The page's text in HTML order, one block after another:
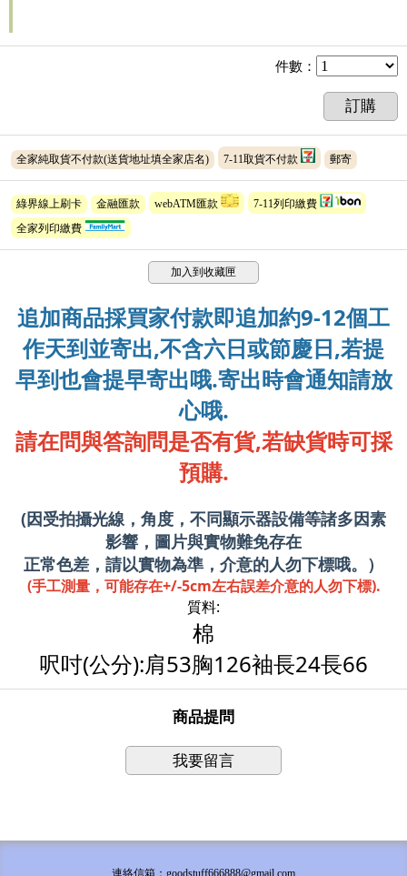
件數 ：
訂購
全家純取貨不付款(送貨地址填全家店名) 7-11取貨不付款 郵寄
綠界線上刷卡 金融匯款 webATM匯款
7-11列印繳費
全家列印繳費
加入到收藏匣
追加商品採買家付款即追加約9-12個工
作天到並寄出,不含六日或節慶日,若提
早到也會提早寄出哦.寄出時會通知請放
心哦.
請在問與答詢問是否有貨,若缺貨時可採
預購.
(因受拍攝光線，角度，不同顯示器設備等諸多因素
影響，圖片與實物難免存在
正常色差，請以實物為準，介意的人勿下標哦。）
(手工測量，可能存在+/-5cm左右誤差介意的人勿下標).
質料:
棉
呎吋(公分):肩53胸126袖長24長66
商品提問
我要留言
連絡信箱：goodstuff666888@gmail.com